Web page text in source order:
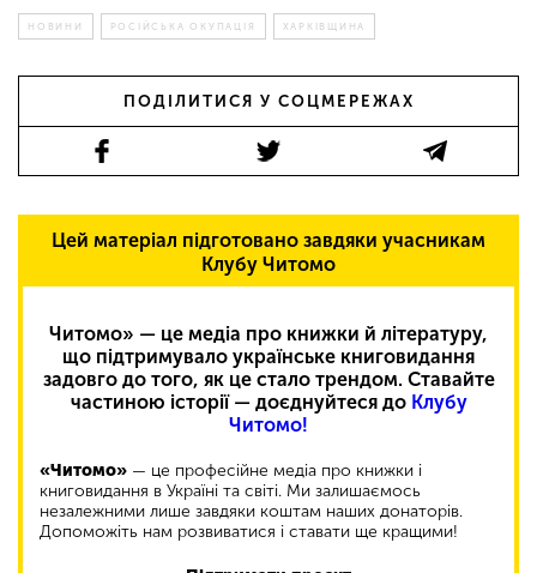
НОВИНИ РОСІЙСЬКА ОКУПАЦІЯ ХАРКІВЩИНА
ПОДІЛИТИСЯ У СОЦМЕРЕЖАХ
Цей матеріал підготовано завдяки учасникам
Клубу Читомо
Читомо» — це медіа про книжки й літературу,
що підтримувало українське книговидання
задовго до того, як це стало трендом. Ставайте
частиною історії — доєднуйтеся до Клубу
Читомо!
«Читомо» — це професійне медіа про книжки і
книговидання в Україні та світі. Ми залишаємось
незалежними лише завдяки коштам наших донаторів.
Допоможіть нам розвиватися і ставати ще кращими!